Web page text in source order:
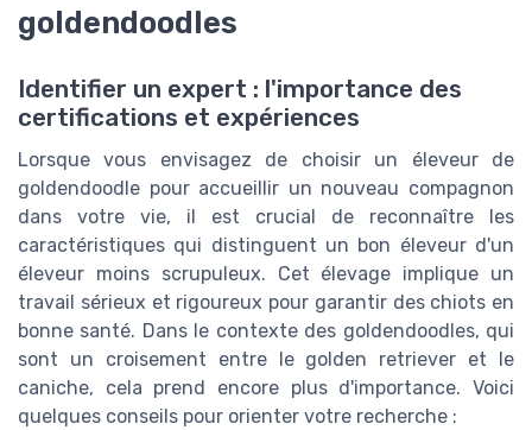
goldendoodles
Identifier un expert : l'importance des
certifications et expériences
Lorsque vous envisagez de choisir un éleveur de
goldendoodle pour accueillir un nouveau compagnon
dans votre vie, il est crucial de reconnaître les
caractéristiques qui distinguent un bon éleveur d'un
éleveur moins scrupuleux. Cet élevage implique un
travail sérieux et rigoureux pour garantir des chiots en
bonne santé. Dans le contexte des goldendoodles, qui
sont un croisement entre le golden retriever et le
caniche, cela prend encore plus d'importance. Voici
quelques conseils pour orienter votre recherche :